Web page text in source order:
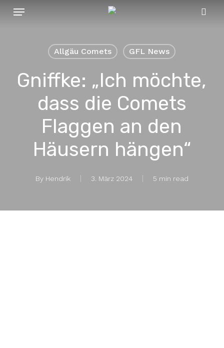
SkipMenu
Allgäu Comets GFL News
Gniffke: „Ich möchte,
dass die Comets
Flaggen an den
Häusern hängen“
By Hendrik 3. März 2024 5 min read